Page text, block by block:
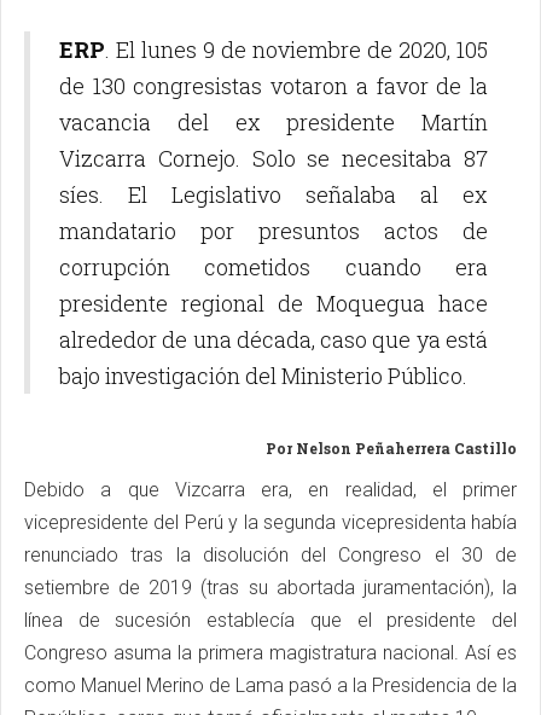
ERP . El lunes 9 de noviembre de 2020, 105
de 130 congresistas votaron a favor de la
vacancia del ex presidente Martín
Vizcarra Cornejo. Solo se necesitaba 87
síes. El Legislativo señalaba al ex
mandatario por presuntos actos de
corrupción cometidos cuando era
presidente regional de Moquegua hace
alrededor de una década, caso que ya está
bajo investigación del Ministerio Público.
Por Nelson Peñaherrera Castillo
Debido a que Vizcarra era, en realidad, el primer
vicepresidente del Perú y la segunda vicepresidenta había
renunciado tras la disolución del Congreso el 30 de
setiembre de 2019 (tras su abortada juramentación), la
línea de sucesión establecía que el presidente del
Congreso asuma la primera magistratura nacional. Así es
como Manuel Merino de Lama pasó a la Presidencia de la